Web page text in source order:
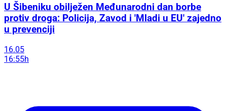
U Šibeniku obilježen Međunarodni dan borbe
protiv droga: Policija, Zavod i 'Mladi u EU' zajedno
u prevenciji
16.05
16:55h